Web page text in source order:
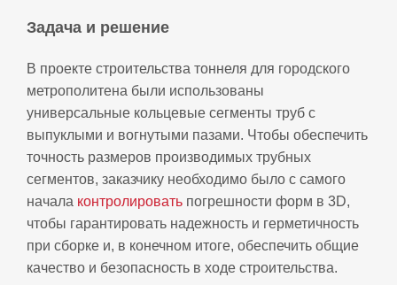
Задача и решение
В проекте строительства тоннеля для городского
метрополитена были использованы
универсальные кольцевые сегменты труб с
выпуклыми и вогнутыми пазами. Чтобы обеспечить
точность размеров производимых трубных
сегментов, заказчику необходимо было с самого
начала контролировать погрешности форм в 3D,
чтобы гарантировать надежность и герметичность
при сборке и, в конечном итоге, обеспечить общие
качество и безопасность в ходе строительства.